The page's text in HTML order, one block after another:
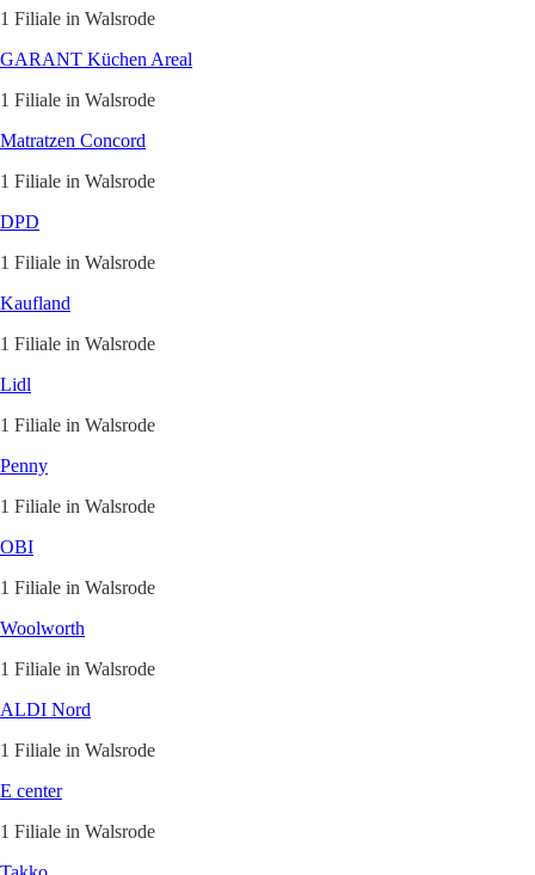
1 Filiale in Walsrode
GARANT Küchen Areal
1 Filiale in Walsrode
Matratzen Concord
1 Filiale in Walsrode
DPD
1 Filiale in Walsrode
Kaufland
1 Filiale in Walsrode
Lidl
1 Filiale in Walsrode
Penny
1 Filiale in Walsrode
OBI
1 Filiale in Walsrode
Woolworth
1 Filiale in Walsrode
ALDI Nord
1 Filiale in Walsrode
E center
1 Filiale in Walsrode